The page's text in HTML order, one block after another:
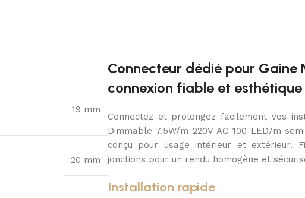
19 mm
20 mm
Connecteur dédié pour Gaine
connexion fiable et esthétique
Connectez et prolongez facilement vos
Dimmable 7.5W/m 220V AC 100 LED/m
conçu pour usage intérieur et extérieur.
jonctions pour un rendu homogène et
Installation rapide